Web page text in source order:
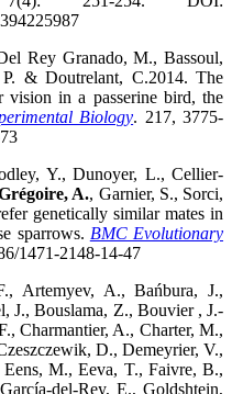
Rey Granado, M., Bassoul,
& Doutrelant, C.2014. The
vision in a passerine bird, the
Biology. 217, 3775-
Y., Dunoyer, L., Cellier-
A., Garnier, S., Sorci,
genetically similar mates in
sparrows. BMC Evolutionary
1471-2148-14-47
Artemyev, A., Bańbura, J.,
J., Bouslama, Z., Bouvier , J.-
Charmantier, A., Charter, M.,
D., Demeyrier, V.,
M., Eeva, T., Faivre, B.,
del-Rey, E., Goldshtein,